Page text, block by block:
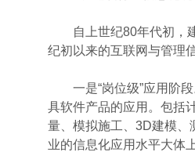
自上世纪80年代初，建
纪初以来的互联网与管理
一是“岗位级”应用阶段
具软件产品的应用。包括
量、模拟施工、3D建模、
业的信息化应用水平大体